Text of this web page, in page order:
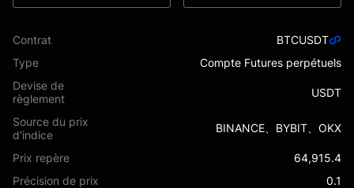
Contrat
BTCUSDT
Type
Compte Futures perpétuels
Devise de
règlement
USDT
Source du prix
d'indice
BINANCE、BYBIT、OKX
Prix repère
64,915.4
Précision de prix
0.1